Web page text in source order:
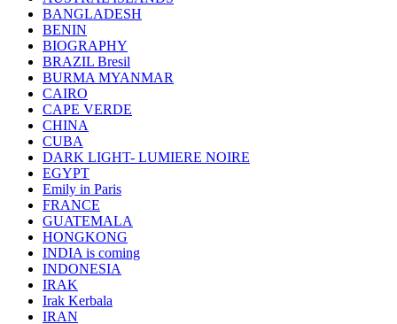
BANGLADESH
BENIN
BIOGRAPHY
BRAZIL Bresil
BURMA MYANMAR
CAIRO
CAPE VERDE
CHINA
CUBA
DARK LIGHT- LUMIERE NOIRE
EGYPT
Emily in Paris
FRANCE
GUATEMALA
HONGKONG
INDIA is coming
INDONESIA
IRAK
Irak Kerbala
IRAN